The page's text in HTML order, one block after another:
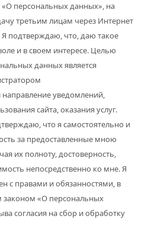
«О персональных данных», на
третьим лицам через Интернет
подтверждаю, что, даю такое
и в своем интересе. Целью
данных является
направление уведомлений,
сайта, оказания услуг.
что я самостоятельно и
за предоставленные мною
их полноту, достоверность,
непосредственно ко мне. Я
с правами и обязанностями, в
законом «О персональных
согласия на сбор и обработку